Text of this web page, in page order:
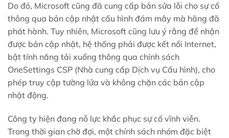
Do đó, Microsoft cũng đã cung cấp bản sửa lỗi cho sự cố
thông qua bản cập nhật cấu hình đám mây mà hãng đã
phát hành. Tuy nhiên, Microsoft cũng lưu ý rằng để nhận
được bản cập nhật, hệ thống phải được kết nối Internet,
bật tính năng tải xuống thông qua chính sách
OneSettings CSP (Nhà cung cấp Dịch vụ Cấu hình), cho
phép truy cập tường lửa và không chặn các bản cập
nhật động.
Công ty hiện đang nỗ lực khắc phục sự cố vĩnh viễn.
Trong thời gian chờ đợi, một chính sách nhóm đặc biệt